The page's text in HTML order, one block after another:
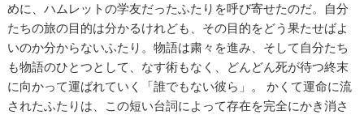
めに、ハムレットの学友だったふたりを呼び寄せたのだ。自分
たちの旅の目的は分かるけれども、その目的をどう果たせばよ
いのか分からないふたり。物語は粛々を進み、そして自分たち
も物語のひとつとして、なす術もなく、どんどん死が待つ終末
に向かって運ばれていく「誰でもない彼ら」。 かくて運命に流
されたふたりは、この短い台詞によって存在を完全にかき消さ